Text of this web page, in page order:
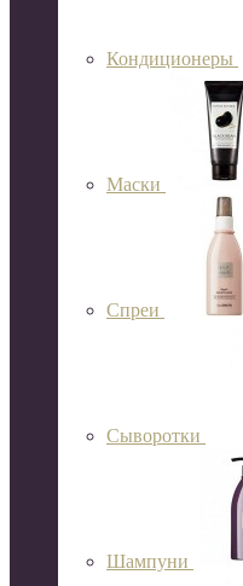
Кондиционеры
Маски
Спреи
Сыворотки
Шампуни